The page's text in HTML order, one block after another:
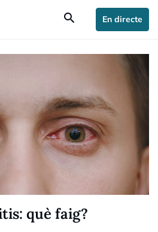
search En directe
què faig?